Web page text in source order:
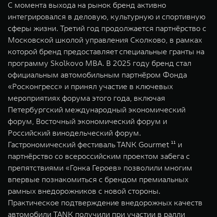
С момента выхода на рынок бренд активно
интегрировался в деловую, культурную и спортивную
сферы жизни. Третий год продолжается партнёрство с
Московской школой управления Сколково, в рамках
которой бренд предоставляет специальные гранты на
программу Skolkovo MBA. В 2025 году бренд стал
официальным автомобильным партнёром Фонда
«Росконгресс» и принял участие в ключевых
мероприятиях форума этого года, включая
Петербургский международный экономический
форум, Восточный экономический форум и
Российский винодельческий форум.
Гастрономический фестиваль TANK Gourmet ¹¹ и
партнёрство со всероссийским проектом забега с
препятствиями «Гонка Героев» позволили многим
впервые познакомиться с брендом премиальных
рамных внедорожников с новой стороны.
Практическое подтверждение внедорожных качеств
автомобили TANK получили при участии в ралли